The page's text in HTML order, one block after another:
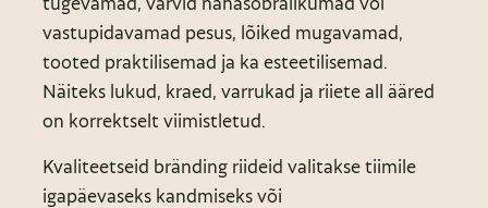
vastupidavamad pesus, lõiked mugavamad,
tooted praktilisemad ja ka esteetilisemad.
Näiteks lukud, kraed, varrukad ja riiete all ääred
on korrektselt viimistletud.
Kvaliteetseid bränding riideid valitakse tiimile
igapäevaseks kandmiseks või